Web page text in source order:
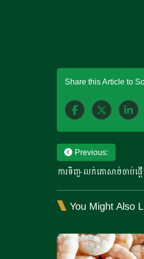
Share this Article to
Post
navigation
Previous:
ការទិញ-លក់គោសាច់ចាប់ផ្តើ
You Might Also